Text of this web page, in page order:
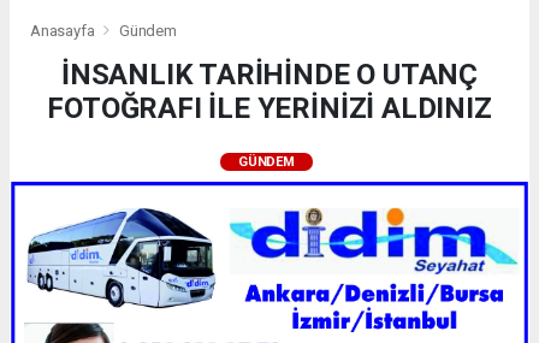
Anasayfa Gündem
İNSANLIK TARİHİNDE O UTANÇ
FOTOĞRAFI İLE YERİNİZİ ALDINIZ
GÜNDEM